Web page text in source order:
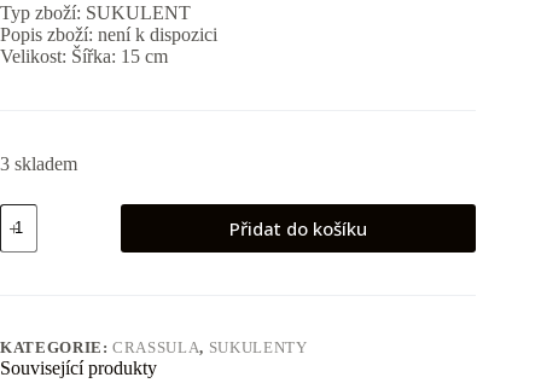
Typ zboží: SUKULENT
Popis zboží: není k dispozici
Velikost: Šířka: 15 cm
3 skladem
Crassula
lycopoides
množství
Přidat do košíku
KATEGORIE:CRASSULA, SUKULENTY
Související produkty